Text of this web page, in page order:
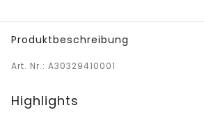
Produktbeschreibung
Art. Nr.: A30329410001
Highlights